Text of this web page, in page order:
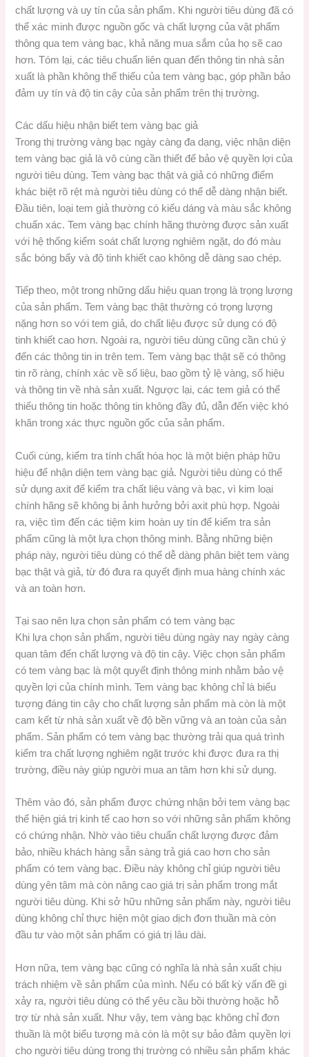
chất lượng và uy tín của sản phẩm. Khi người tiêu dùng đã có
thể xác minh được nguồn gốc và chất lượng của vật phẩm
thông qua tem vàng bạc, khả năng mua sắm của họ sẽ cao
hơn. Tóm lại, các tiêu chuẩn liên quan đến thông tin nhà sản
xuất là phần không thể thiếu của tem vàng bạc, góp phần bảo
đảm uy tín và độ tin cậy của sản phẩm trên thị trường.
Các dấu hiệu nhận biết tem vàng bạc giả
Trong thị trường vàng bạc ngày càng đa dạng, việc nhận diện
tem vàng bạc giả là vô cùng cần thiết để bảo vệ quyền lợi của
người tiêu dùng. Tem vàng bạc thật và giả có những điểm
khác biệt rõ rệt mà người tiêu dùng có thể dễ dàng nhận biết.
Đầu tiên, loại tem giả thường có kiểu dáng và màu sắc không
chuẩn xác. Tem vàng bạc chính hãng thường được sản xuất
với hệ thống kiểm soát chất lượng nghiêm ngặt, do đó màu
sắc bóng bẩy và độ tinh khiết cao không dễ dàng sao chép.
Tiếp theo, một trong những dấu hiệu quan trọng là trọng lượng
của sản phẩm. Tem vàng bạc thật thường có trọng lượng
nặng hơn so với tem giả, do chất liệu được sử dụng có độ
tinh khiết cao hơn. Ngoài ra, người tiêu dùng cũng cần chú ý
đến các thông tin in trên tem. Tem vàng bạc thật sẽ có thông
tin rõ ràng, chính xác về số liệu, bao gồm tỷ lệ vàng, số hiệu
và thông tin về nhà sản xuất. Ngược lại, các tem giả có thể
thiếu thông tin hoặc thông tin không đầy đủ, dẫn đến việc khó
khăn trong xác thực nguồn gốc của sản phẩm.
Cuối cùng, kiểm tra tính chất hóa học là một biện pháp hữu
hiệu để nhận diện tem vàng bạc giả. Người tiêu dùng có thể
sử dụng axit để kiểm tra chất liệu vàng và bạc, vì kim loại
chính hãng sẽ không bị ảnh hưởng bởi axit phù hợp. Ngoài
ra, việc tìm đến các tiệm kim hoàn uy tín để kiểm tra sản
phẩm cũng là một lựa chọn thông minh. Bằng những biện
pháp này, người tiêu dùng có thể dễ dàng phân biệt tem vàng
bạc thật và giả, từ đó đưa ra quyết định mua hàng chính xác
và an toàn hơn.
Tại sao nên lựa chọn sản phẩm có tem vàng bạc
Khi lựa chọn sản phẩm, người tiêu dùng ngày nay ngày càng
quan tâm đến chất lượng và độ tin cậy. Việc chọn sản phẩm
có tem vàng bạc là một quyết định thông minh nhằm bảo vệ
quyền lợi của chính mình. Tem vàng bạc không chỉ là biểu
tượng đáng tin cậy cho chất lượng sản phẩm mà còn là một
cam kết từ nhà sản xuất về độ bền vững và an toàn của sản
phẩm. Sản phẩm có tem vàng bạc thường trải qua quá trình
kiểm tra chất lượng nghiêm ngặt trước khi được đưa ra thị
trường, điều này giúp người mua an tâm hơn khi sử dụng.
Thêm vào đó, sản phẩm được chứng nhận bởi tem vàng bạc
thể hiện giá trị kinh tế cao hơn so với những sản phẩm không
có chứng nhận. Nhờ vào tiêu chuẩn chất lượng được đảm
bảo, nhiều khách hàng sẵn sàng trả giá cao hơn cho sản
phẩm có tem vàng bạc. Điều này không chỉ giúp người tiêu
dùng yên tâm mà còn nâng cao giá trị sản phẩm trong mắt
người tiêu dùng. Khi sở hữu những sản phẩm này, người tiêu
dùng không chỉ thực hiện một giao dịch đơn thuần mà còn
đầu tư vào một sản phẩm có giá trị lâu dài.
Hơn nữa, tem vàng bạc cũng có nghĩa là nhà sản xuất chịu
trách nhiệm về sản phẩm của mình. Nếu có bất kỳ vấn đề gì
xảy ra, người tiêu dùng có thể yêu cầu bồi thường hoặc hỗ
trợ từ nhà sản xuất. Như vậy, tem vàng bạc không chỉ đơn
thuần là một biểu tượng mà còn là một sự bảo đảm quyền lợi
cho người tiêu dùng trong thị trường có nhiều sản phẩm khác